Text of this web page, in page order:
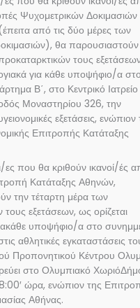
Ψυχομετρικών Δοκιμασιών
από τις δύο μέρες των
θα
τους
για κάθε υποψήφιο/α στο
Β΄, στο Κεντρικό Ιατρείο
Μοναστηρίου 326, την
εξετάσεις, ενώπιον
Επιτροπής Κατάταξης
που θα κριθούν ικανοί/ές
Κατάταξης Αθηνών,
την τέταρτη μέρα των
εξετάσεων, ως ορίζεται
υποψήφιο/α στο
αθλητικές εγκαταστάσεις
Προπονητικού Κέντρου
στο Ολυμπιακό
ώρα, ενώπιον της
Αθήνας.